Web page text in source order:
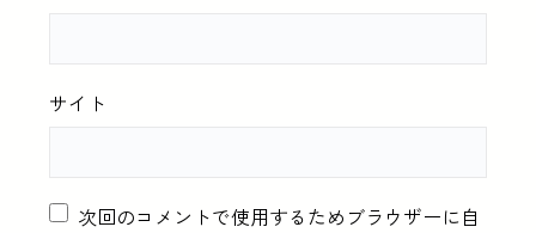
サイト
次回のコメントで使用するためブラウザーに自